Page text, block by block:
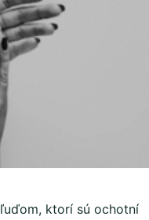
ktorí sú ochotní